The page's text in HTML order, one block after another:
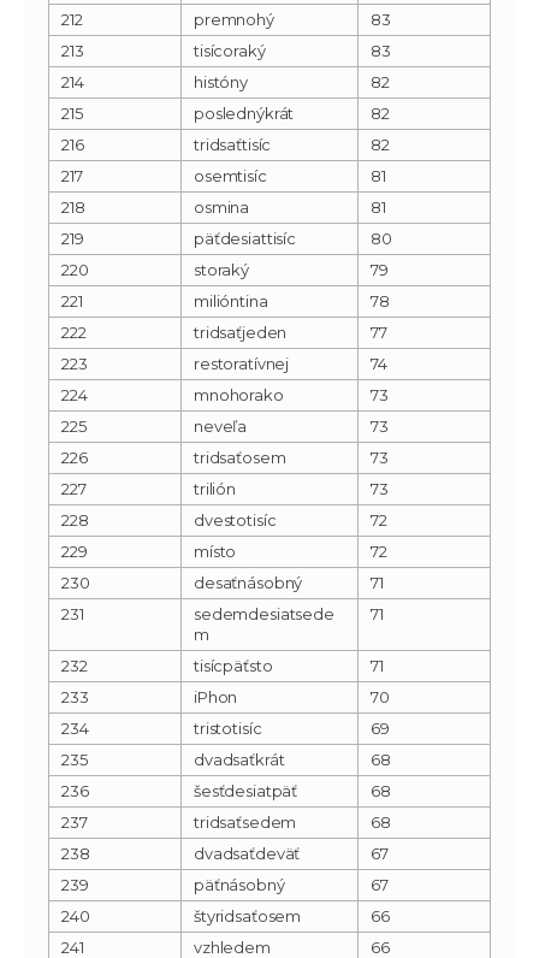
212 premnohý
83
213
tisícoraký
83
214
históny
82
215
poslednýkrát
82
216
tridsaťtisíc
82
217
osemtisíc
81
218
osmina
81
219
päťdesiattisíc
80
220
storaký
79
221
milióntina
78
222
tridsaťjeden
77
223
restoratívnej
74
224
mnohorako
73
225
neveľa
73
226
tridsaťosem
73
227
trilión
73
228
dvestotisíc
72
229
místo
72
230
desaťnásobný
71
231
sedemdesiatsede
m
71
232 tisícpäťsto
71
233
iPhon
70
234
tristotisíc
69
235
dvadsaťkrát
68
236
šesťdesiatpäť
68
237
tridsaťsedem
68
238
dvadsaťdeväť
67
239
päťnásobný
67
240
štyridsaťosem
66
241
vzhledem
66